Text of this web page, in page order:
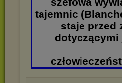
tajemnic
staje przed
dotyczącymi